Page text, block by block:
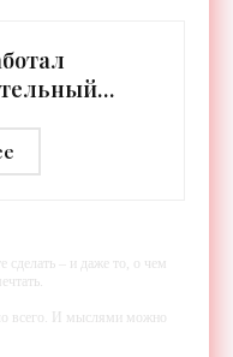
до 2 км
сделать – и даже то, о чем
всего. И мыслями можно